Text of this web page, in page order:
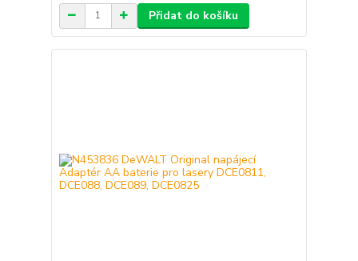
Přidat do košíku